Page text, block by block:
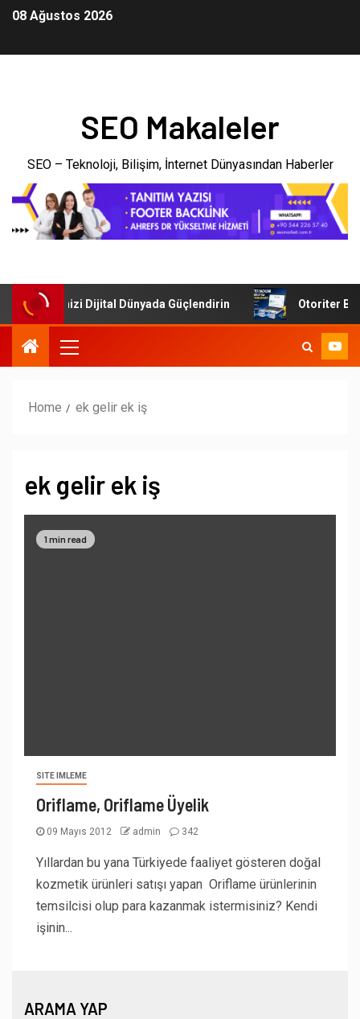
08 Ağustos 2026
SEO Makaleler
SEO – Teknoloji, Bilişim, İnternet Dünyasından Haberler
İşletmenizi Dijital Dünyada Güçlendirin Otoriter
Home ek gelir ek iş
ek gelir ek iş
1 min read
SITE IMLEME
Oriflame, Oriflame Üyelik
09 Mayıs 2012 admin 342
Yıllardan bu yana Türkiyede faaliyet gösteren doğal
kozmetik ürünleri satışı yapan Oriflame ürünlerinin
temsilcisi olup para kazanmak istermisiniz? Kendi
işinin...
ARAMA YAP